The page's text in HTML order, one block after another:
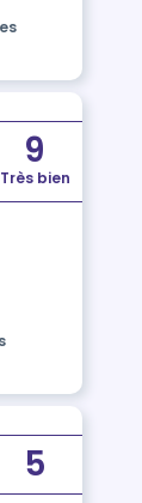
9
Très bien
5